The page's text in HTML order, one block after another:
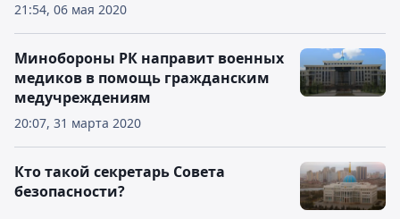
21:54, 06 мая 2020
20:07, 31 марта 2020
Минобороны РК направит военных
медиков в помощь гражданским
медучреждениям
Кто такой секретарь Совета
безопасности?